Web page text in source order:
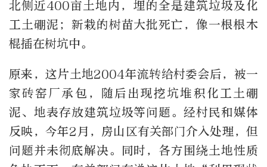
北侧近400亩土地内，埋的全是建筑垃圾及化
工土硼泥；新栽的树苗大批死亡，像一根根木
棍插在树坑中。
原来，这片土地2004年流转给村委会后，被一
家砖窑厂承包，随后出现挖坑堆积化工土硼
泥、地表存放建筑垃圾等问题。经村民和媒体
反映，今年2月，房山区有关部门介入处理，但
问题并未彻底解决。同时，各方围绕土地性质